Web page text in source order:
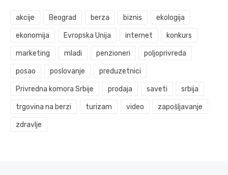
akcije Beograd berza biznis ekologija
ekonomija Evropska Unija internet konkurs
marketing mladi penzioneri poljoprivreda
posao poslovanje preduzetnici
Privredna komora Srbije prodaja saveti srbija
trgovina na berzi turizam video zapošljavanje
zdravlje